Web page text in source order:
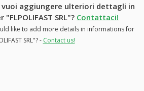
aggiungere ulteriori dettagli in
SRL"? Contattaci!
like to add more details in informations for
SRL"? - Contact us!